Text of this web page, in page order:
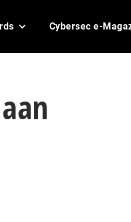
Cybersec e-